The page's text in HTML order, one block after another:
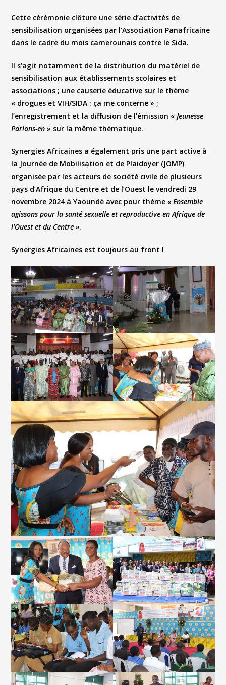
Cette cérémonie clôture une série d’activités de
sensibilisation organisées par l’Association Panafricaine
dans le cadre du mois camerounais contre le Sida.
Il s’agit notamment de la distribution du matériel de
sensibilisation aux établissements scolaires et
associations ; une causerie éducative sur le thème
« drogues et VIH/SIDA : ça me concerne » ;
l’enregistrement et la diffusion de l’émission «Jeunesse
Parlons-en » sur la même thématique.
Synergies Africaines a également pris une part active à
la Journée de Mobilisation et de Plaidoyer (JOMP)
organisée par les acteurs de société civile de plusieurs
pays d’Afrique du Centre et de l’Ouest le vendredi 29
novembre 2024 à Yaoundé avec pour thème« Ensemble
agissons pour la santé sexuelle et reproductive en Afrique de
l’Ouest et du Centre ».
Synergies Africaines est toujours au front !